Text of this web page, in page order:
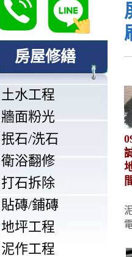
房屋修繕
土水工程
牆面粉光
抿石/洗石
衛浴翻修
打石拆除
貼磚/鋪磚
地坪工程
泥作工程